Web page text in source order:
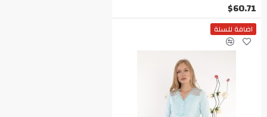
$60.71
اضافة للسلة